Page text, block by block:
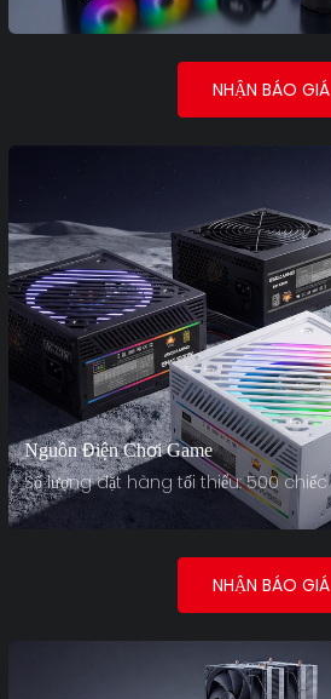
NHẬN BÁO GIÁ
Nguồn Điện Chơi Game
Số lượng đặt hàng tối thiểu: 500 chiếc
NHẬN BÁO GIÁ